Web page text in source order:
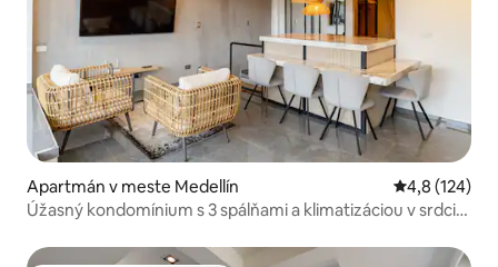
Apartmán v meste Medellín Priemerné
4,8 (124)
Úžasný kondomínium s 3 spálňami a klimatizáciou v srdci